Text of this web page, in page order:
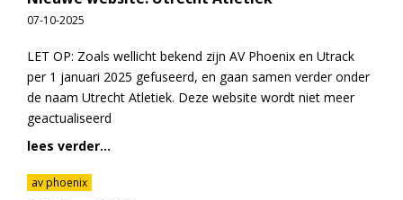
07-10-2025
LET OP: Zoals wellicht bekend zijn AV Phoenix en Utrack
per 1 januari 2025 gefuseerd, en gaan samen verder onder
de naam Utrecht Atletiek. Deze website wordt niet meer
geactualiseerd
lees verder...
av phoenix